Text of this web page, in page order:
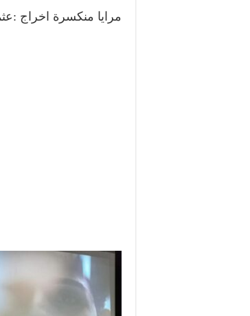
مرايا منكسرة اخراج